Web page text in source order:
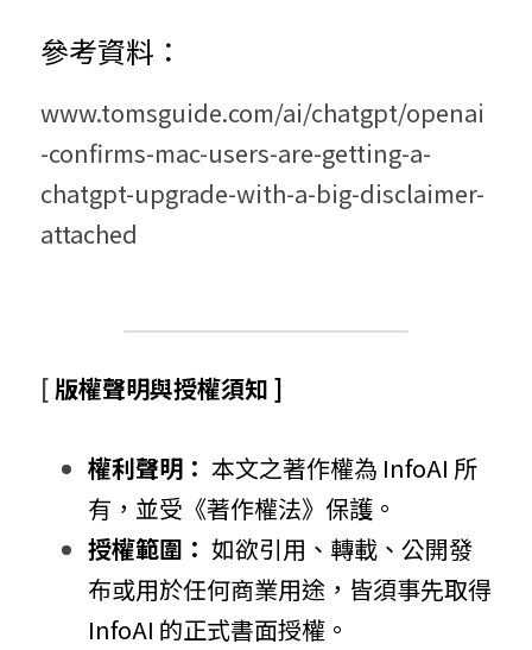
參考資料：
www.tomsguide.com/ai/chatgpt/openai
-confirms-mac-users-are-getting-a-
chatgpt-upgrade-with-a-big-disclaimer-
attached
[ 版權聲明與授權須知 ]
權利聲明： 本文之著作權為 InfoAI 所
有，並受《著作權法》保護。
授權範圍： 如欲引用、轉載、公開發
布或用於任何商業用途，皆須事先取得
InfoAI 的正式書面授權。